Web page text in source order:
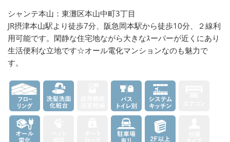
シャンテ本山：東灘区本山中町3丁目
JR摂津本山駅より徒歩7分、阪急岡本駅から徒歩10分、２線利
用可能です。閑静な住宅地ながら大きなｽーパーが近くにあり
生活便利な立地です☆オール電化マンションなのも魅力で
す。